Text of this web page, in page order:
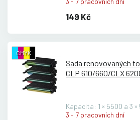
149 Kč
CMYK
Sada renovovaných
CLP 610/660/CLX
Kapacita: 1 × 5500 a 3
3 - 7 pracovních dní